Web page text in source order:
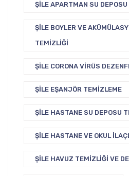
ŞILE APARTMAN SU
ŞILE BOYLER VE
TEMIZLIĞI
ŞILE CORONA VIRÜS
ŞILE EŞANJÖR TEMIZLEME
ŞILE HASTANE SU DEPOSU
ŞILE HASTANE VE OKUL
ŞILE HAVUZ TEMIZLIĞI VE